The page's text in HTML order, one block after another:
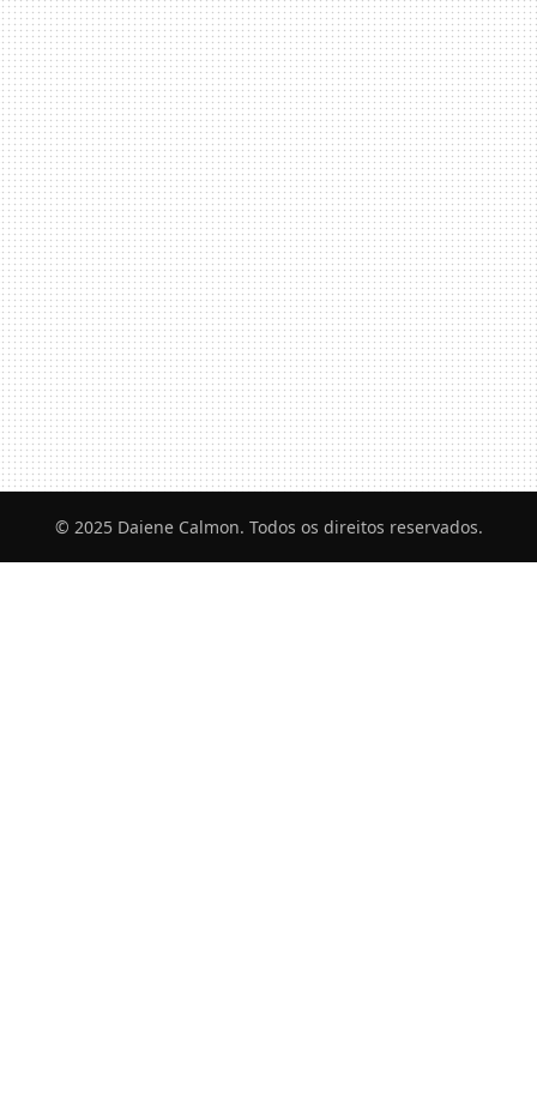
© 2025 Daiene Calmon. Todos os direitos reservados.